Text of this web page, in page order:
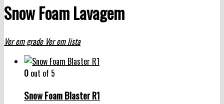
Snow Foam Lavagem
Ver em grade Ver em lista
0 out of 5
Snow Foam Blaster R1